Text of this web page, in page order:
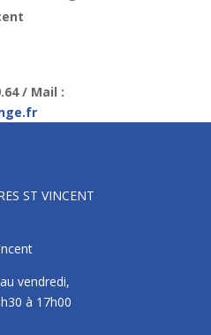
/ Mail :
ST VINCENT
vendredi,
à 17h00